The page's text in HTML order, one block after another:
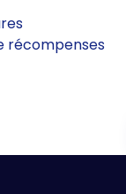
récompenses